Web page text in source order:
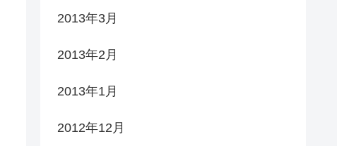
2013年3月
2013年2月
2013年1月
2012年12月